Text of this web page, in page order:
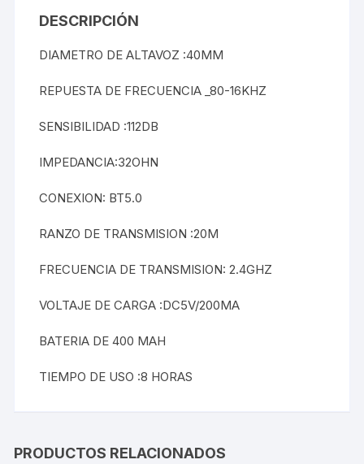
DESCRIPCIÓN
DIAMETRO DE ALTAVOZ :40MM
REPUESTA DE FRECUENCIA _80-16KHZ
SENSIBILIDAD :112DB
IMPEDANCIA:32OHN
CONEXION: BT5.0
RANZO DE TRANSMISION :20M
FRECUENCIA DE TRANSMISION: 2.4GHZ
VOLTAJE DE CARGA :DC5V/200MA
BATERIA DE 400 MAH
TIEMPO DE USO :8 HORAS
PRODUCTOS RELACIONADOS